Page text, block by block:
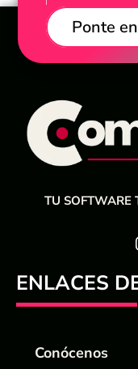
Ponte
TU SOFTWARE
ENLACES
Conócenos